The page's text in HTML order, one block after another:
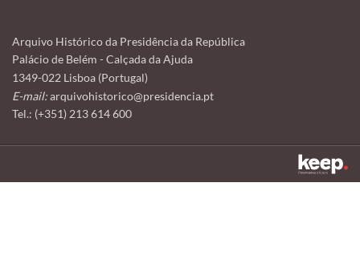
Arquivo Histórico da Presidência da República
Palácio de Belém - Calçada da Ajuda
1349-022 Lisboa (Portugal)
E-mail:arquivohistorico@presidencia.pt
Tel.: (+351) 213 614 600